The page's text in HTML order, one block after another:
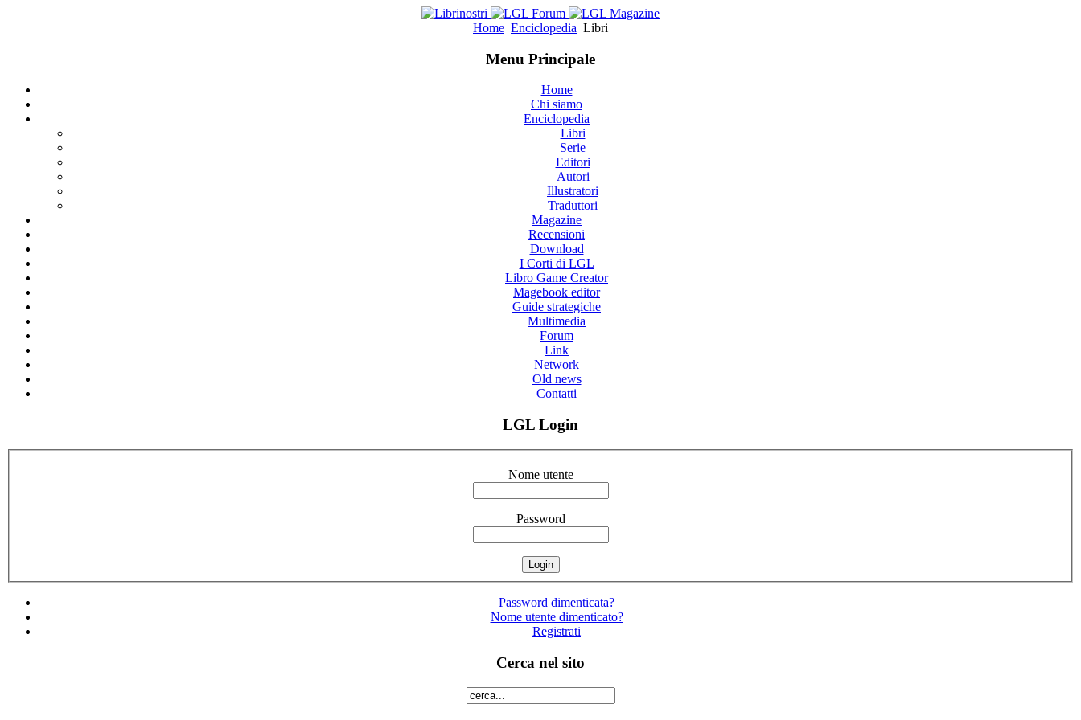
Home Enciclopedia Libri
Menu Principale
Home
Chi siamo
Enciclopedia
Libri
Serie
Editori
Autori
Illustratori
Traduttori
Magazine
Recensioni
Download
I Corti di LGL
Libro Game Creator
Magebook editor
Guide strategiche
Multimedia
Forum
Link
Network
Old news
Contatti
LGL Login
Nome utente
Password
Password dimenticata?
Nome utente dimenticato?
Registrati
Cerca nel sito